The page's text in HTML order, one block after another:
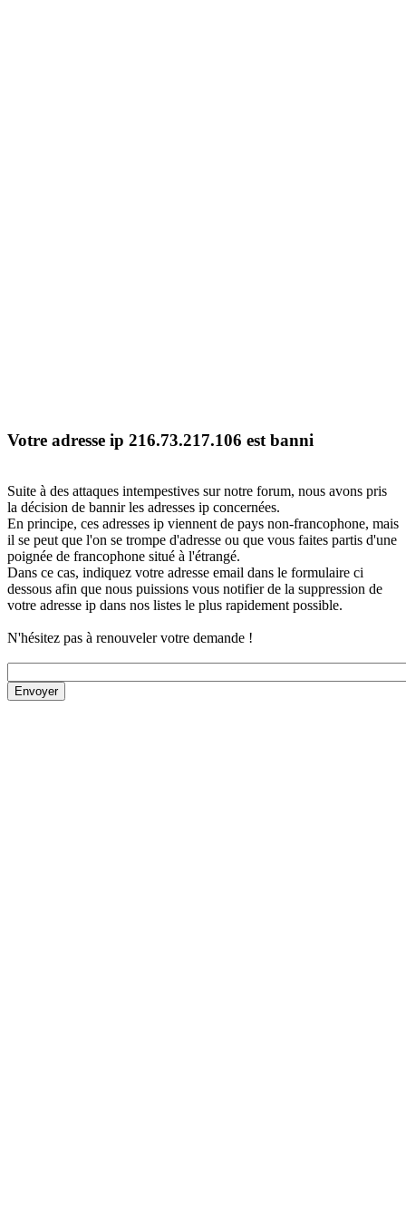
Votre adresse ip 216.73.217.106 est banni
Suite à des attaques intempestives sur notre forum, nous avons pris
la décision de bannir les adresses ip concernées.
En principe, ces adresses ip viennent de pays non-francophone, mais
il se peut que l'on se trompe d'adresse ou que vous faites partis d'une
poignée de francophone situé à l'étrangé.
Dans ce cas, indiquez votre adresse email dans le formulaire ci
dessous afin que nous puissions vous notifier de la suppression de
votre adresse ip dans nos listes le plus rapidement possible.
N'hésitez pas à renouveler votre demande !